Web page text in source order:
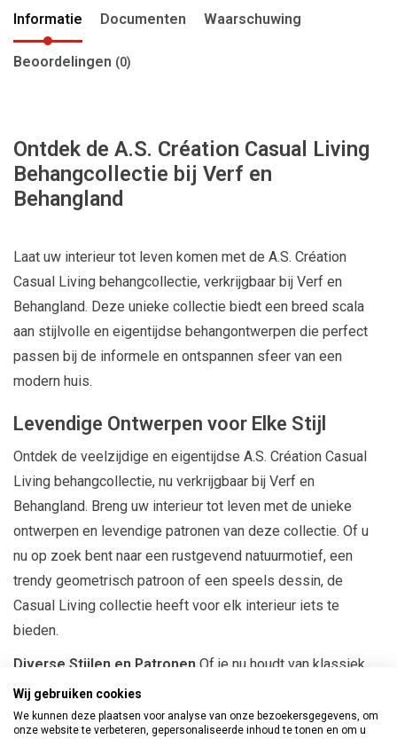
Informatie Documenten Waarschuwing
Beoordelingen (0)
Ontdek de A.S. Création Casual Living
Behangcollectie bij Verf en
Behangland
Laat uw interieur tot leven komen met de A.S. Création
Casual Living behangcollectie, verkrijgbaar bij Verf en
Behangland. Deze unieke collectie biedt een breed scala
aan stijlvolle en eigentijdse behangontwerpen die perfect
passen bij de informele en ontspannen sfeer van een
modern huis.
Levendige Ontwerpen voor Elke Stijl
Ontdek de veelzijdige en eigentijdse A.S. Création Casual
Living behangcollectie, nu verkrijgbaar bij Verf en
Behangland. Breng uw interieur tot leven met de unieke
ontwerpen en levendige patronen van deze collectie. Of u
nu op zoek bent naar een rustgevend natuurmotief, een
trendy geometrisch patroon of een speels dessin, de
Casual Living collectie heeft voor elk interieur iets te
bieden.
Diverse Stijlen en Patronen Of je nu houdt van klassiek,
modern, retro of eigentijds design, je vindt zeker een optie
die bij jouw smaak past.
Wij gebruiken cookies
We kunnen deze plaatsen voor analyse van onze bezoekersgegevens, om
onze website te verbeteren, gepersonaliseerde inhoud te tonen en om u